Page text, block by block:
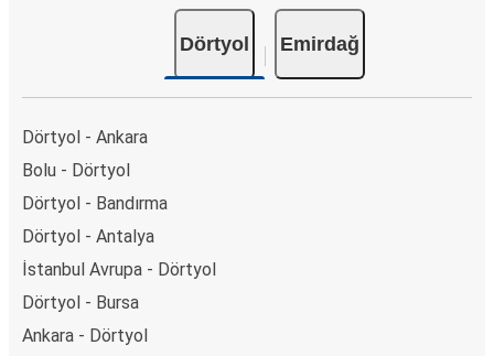
Dörtyol Emirdağ
Dörtyol - Ankara
Bolu - Dörtyol
Dörtyol - Bandırma
Dörtyol - Antalya
İstanbul Avrupa - Dörtyol
Dörtyol - Bursa
Ankara - Dörtyol